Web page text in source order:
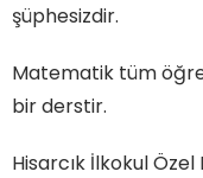
şüphesizdir.
Matematik tüm
bir derstir.
Hisarcık İlkokul